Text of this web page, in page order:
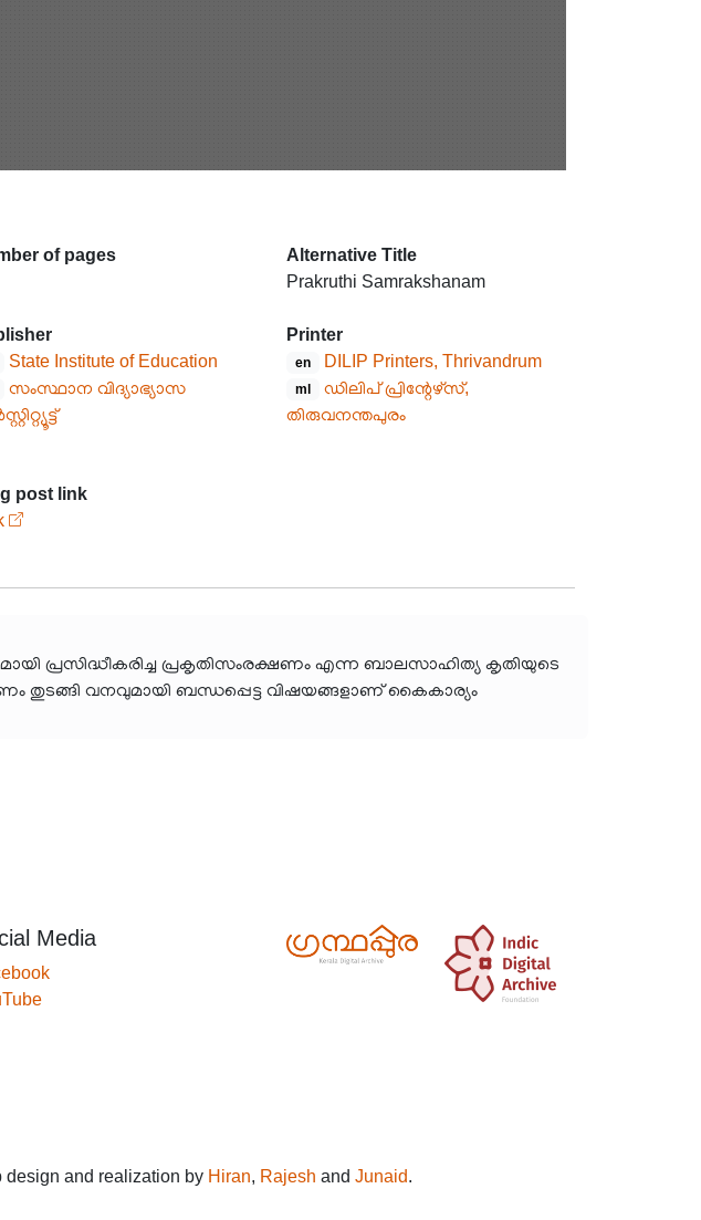
of pages
Alternative Title
Prakruthi Samrakshanam
State Institute of Education
സംസ്ഥാന വിദ്യാഭ്യാസ
Printer
en DILIP Printers, Thrivandrum
ml
ഡിലിപ് പ്രിന്റേഴ്സ്,
തിരുവനന്തപുരം
post link
പ്രസിദ്ധീകരിച്ച പ്രകൃതിസംരക്ഷണം എന്ന ബാലസാഹിത്യ കൃതിയുടെ
തുടങ്ങി വനവുമായി ബന്ധപ്പെട്ട വിഷയങ്ങളാണ് കൈകാര്യം
Media
design and realization by Hiran, Rajesh and Junaid.